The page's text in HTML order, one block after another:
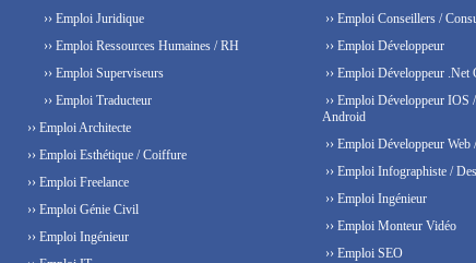
›› Emploi Juridique
›› Emploi Ressources Humaines / RH
›› Emploi Superviseurs
›› Emploi Traducteur
›› Emploi Architecte
›› Emploi Esthétique / Coiffure
›› Emploi Freelance
›› Emploi Génie Civil
›› Emploi Ingénieur
›› Emploi Conseillers /
›› Emploi Développeur
›› Emploi Développeur .Net
›› Emploi Développeur IOS
Android
›› Emploi Développeur Web
›› Emploi Infographiste /
›› Emploi Ingénieur
›› Emploi Monteur Vidéo
›› Emploi SEO